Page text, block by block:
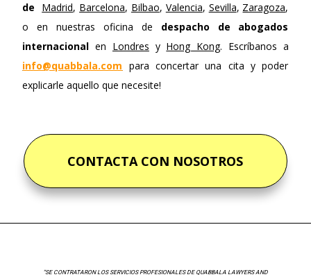
de
Madrid, Barcelona, Bilbao, Valencia, Sevilla, Zaragoza,
o en nuestras oficina de despacho de abogados
internacional en Londres y Hong Kong. Escríbanos a
info@quabbala.com para concertar una cita y poder
explicarle aquello que necesite!
CONTACTA CON NOSOTROS
“SE CONTRATARON LOS SERVICIOS PROFESIONALES DE QUABBALA LAWYERS AND